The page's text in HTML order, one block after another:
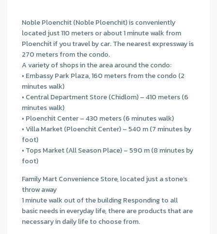
Noble Ploenchit (Noble Ploenchit) is conveniently
located just 110 meters or about 1 minute walk from
Ploenchit if you travel by car. The nearest expressway is
270 meters from the condo.
A variety of shops in the area around the condo:
• Embassy Park Plaza, 160 meters from the condo (2
minutes walk)
• Central Department Store (Chidlom) – 410 meters (6
minutes walk)
• Ploenchit Center – 430 meters (6 minutes walk)
• Villa Market (Ploenchit Center) – 540 m (7 minutes by
foot)
• Tops Market (All Season Place) – 590 m (8 minutes by
foot)
Family Mart Convenience Store, located just a stone’s
throw away
1 minute walk out of the building Responding to all
basic needs in everyday life, there are products that are
necessary in daily life to choose from.